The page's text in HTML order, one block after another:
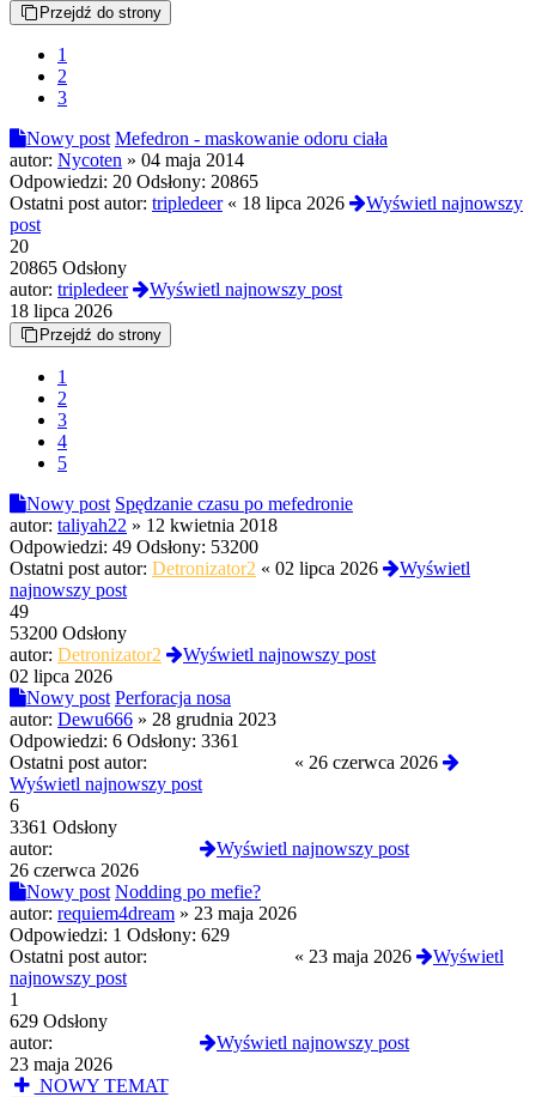
Przejdź do strony
1
2
3
Nowy post Mefedron - maskowanie odoru ciała
autor: Nycoten » 04 maja 2014
Odpowiedzi: 20 Odsłony: 20865
Ostatni post autor: tripledeer« 18 lipca 2026
Wyświetl najnowszy
post
20
20865 Odsłony
autor: tripledeer
Wyświetl najnowszy post
18 lipca 2026
Przejdź do strony
1
2
3
4
5
Nowy post Spędzanie czasu po mefedronie
autor: taliyah22 » 12 kwietnia 2018
Odpowiedzi: 49 Odsłony: 53200
Ostatni post autor: Detronizator2 « 02 lipca 2026
Wyświetl
najnowszy post
49
53200 Odsłony
autor: Detronizator2
Wyświetl najnowszy post
02 lipca 2026
Nowy post Perforacja nosa
autor: Dewu666 » 28 grudnia 2023
Odpowiedzi: 6 Odsłony: 3361
Ostatni post autor:
« 26 czerwca 2026
Wyświetl najnowszy post
6
3361 Odsłony
autor:
Wyświetl najnowszy post
26 czerwca 2026
Nowy post Nodding po mefie?
autor: requiem4dream » 23 maja 2026
Odpowiedzi: 1 Odsłony: 629
Ostatni post autor:
« 23 maja 2026
Wyświetl
najnowszy post
1
629 Odsłony
autor:
Wyświetl najnowszy post
23 maja 2026
NOWY TEMAT